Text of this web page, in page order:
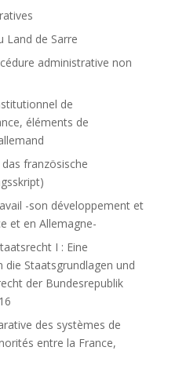
Land de Sarre
administrative non
de
éléments de
das französische
-son développement et
et en Allemagne-
I : Eine
die Staatsgrundlagen und
der Bundesrepublik
des systèmes de
entre la France,